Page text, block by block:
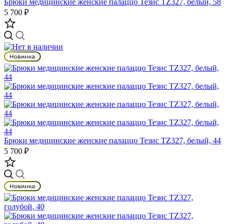
Брюки медицинские женские палаццо Тезис TZ327, белый, 58
5 700 ₽
Брюки медицинские женские палаццо Тезис TZ327, белый, 44
5 700 ₽